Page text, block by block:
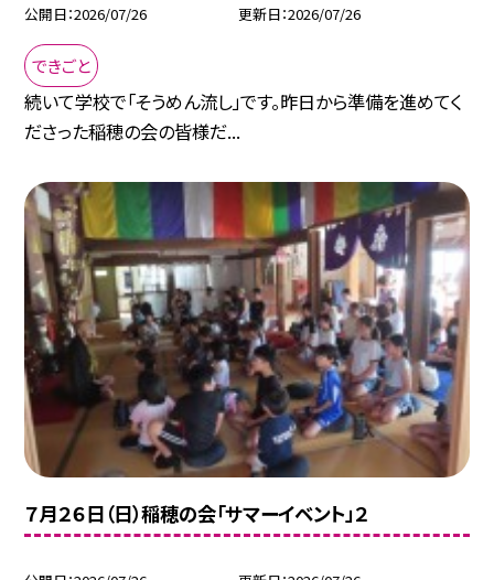
公開日 2026/07/26 更新日 2026/07/26
できごと
続いて学校で「そうめん流し」です。昨日から準備を進めてく
ださった稲穂の会の皆様だ...
７月２６日（日）稲穂の会「サマーイベント」２